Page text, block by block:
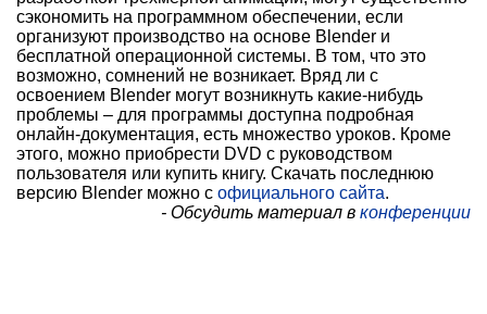
сэкономить на программном обеспечении, если
организуют производство на основе Blender и
бесплатной операционной системы. В том, что это
возможно, сомнений не возникает. Вряд ли с
освоением Blender могут возникнуть какие-нибудь
проблемы – для программы доступна подробная
онлайн-документация, есть множество уроков. Кроме
этого, можно приобрести DVD с руководством
пользователя или купить книгу. Скачать последнюю
версию Blender можно с официального сайта.
- Обсудить материал в конференции